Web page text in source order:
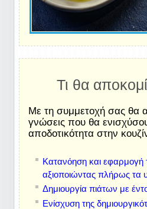
Τι θα
Με τη συμμετοχή σας θα
γνώσεις που θα
αποδοτικότητα στην
Κατανόηση και εφαρμογή
αξιοποιώντας πλήρως τα
Δημιουργία πιάτων με
Ενίσχυση της